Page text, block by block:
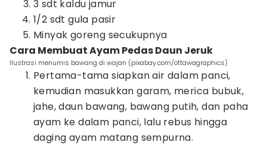
3 sdt kaldu jamur
1/2 sdt gula pasir
Minyak goreng secukupnya
Cara Membuat Ayam Pedas Daun Jeruk
Ilustrasi menumis bawang di wajan (pixabay.com/ottawagraphics)
Pertama-tama siapkan air dalam panci,
kemudian masukkan garam, merica bubuk,
jahe, daun bawang, bawang putih, dan paha
ayam ke dalam panci, lalu rebus hingga
daging ayam matang sempurna.